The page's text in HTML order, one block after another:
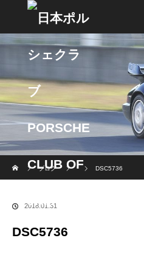
ホーム
ブログ
DSC5736
2018.01.31
DSC5736